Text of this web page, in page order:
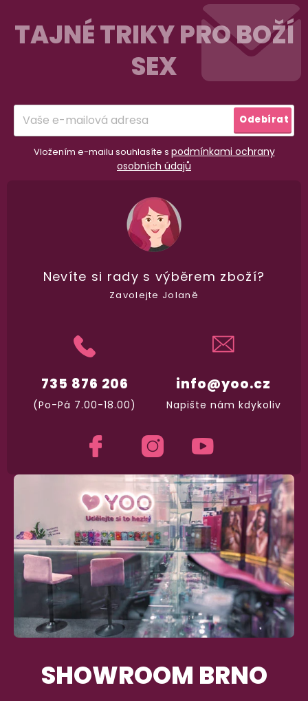
recenzí ověřených zakazníků
100% diskrétní balení
Nikdo nepozná, co jste si objednali. Mrkněte,
vypadá balíček.
Dodání do 2. dne
Na rychlosti záleží! Vše důležité máme
Máte 30 dní na bezplatné vrácení zboží
TAJNÉ TRIKY PRO BOŽÍ
SEX
Vložením e-mailu souhlasíte s podmínkami ochrany
osobních údajů
Odebírat
info@yoo.cz
Napište nám kdykoliv
735 876 206
(Po-Pá 7.00-18.00)
Nevíte si rady s výběrem zboží?
Zavolejte Jolaně
SHOWROOM BRNO